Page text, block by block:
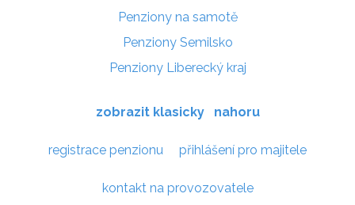
Penziony na samotě
Penziony Semilsko
Penziony Liberecký kraj
zobrazit klasicky nahoru
registrace penzionu přihlášení pro majitele
kontakt na provozovatele